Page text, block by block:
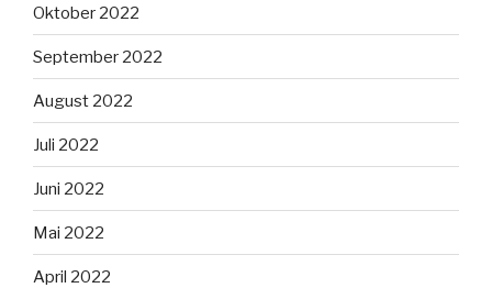
Oktober 2022
September 2022
August 2022
Juli 2022
Juni 2022
Mai 2022
April 2022